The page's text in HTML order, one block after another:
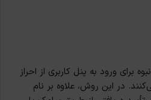
برای ورود به پنل کاربری از احراز
در این روش، علاوه بر نام